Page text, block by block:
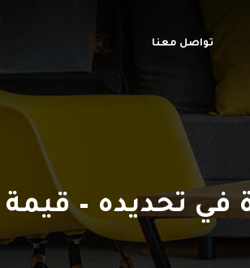
تواصل معنا